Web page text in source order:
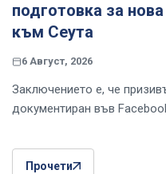
подготовка за
към Сеута
6 Август, 2026
Заключението е, че
документиран във
Прочети